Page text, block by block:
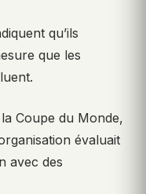
qu’ils
que les
Coupe du Monde,
évaluait
avec des